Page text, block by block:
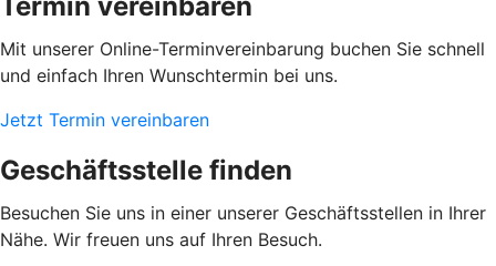
Mit unserer Online-Terminvereinbarung buchen Sie schnell
und einfach Ihren Wunschtermin bei uns.
Jetzt Termin vereinbaren
Geschäftsstelle finden
Besuchen Sie uns in einer unserer Geschäftsstellen in Ihrer
Nähe. Wir freuen uns auf Ihren Besuch.